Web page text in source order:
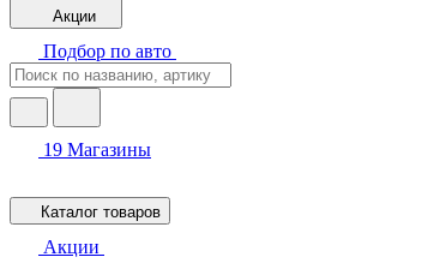
Акции
Подбор по авто
19 Магазины
Каталог товаров
Акции